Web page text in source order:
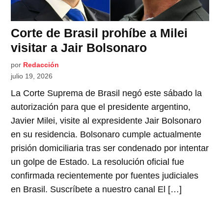
Corte de Brasil prohíbe a Milei
visitar a Jair Bolsonaro
por Redacción
julio 19, 2026
La Corte Suprema de Brasil negó este sábado la
autorización para que el presidente argentino,
Javier Milei, visite al expresidente Jair Bolsonaro
en su residencia. Bolsonaro cumple actualmente
prisión domiciliaria tras ser condenado por intentar
un golpe de Estado. La resolución oficial fue
confirmada recientemente por fuentes judiciales
en Brasil. Suscríbete a nuestro canal El […]